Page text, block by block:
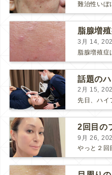
3月 14,
2月 15,
2回目の
9月 26,